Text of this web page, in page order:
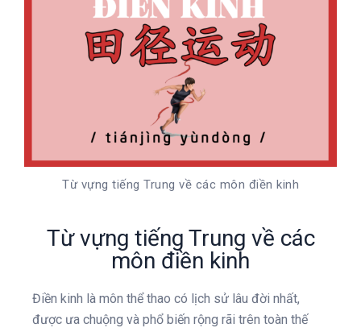
Từ vựng tiếng Trung về các môn điền kinh
Từ vựng tiếng Trung về các
môn điền kinh
Điền kinh là môn thể thao có lịch sử lâu đời nhất,
được ưa chuộng và phổ biến rộng rãi trên toàn thế